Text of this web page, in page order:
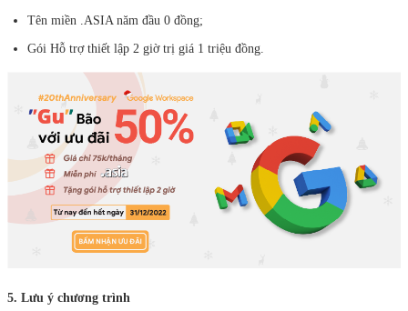
Tên miền .ASIA năm đầu 0 đồng;
Gói Hỗ trợ thiết lập 2 giờ trị giá 1 triệu đồng.
5. Lưu ý chương trình